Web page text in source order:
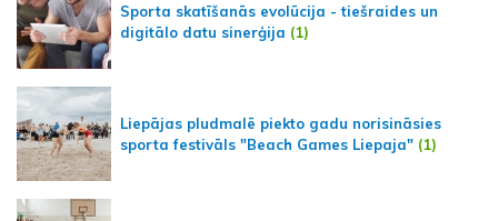
Sporta skatīšanās evolūcija - tiešraides un
digitālo datu sinerģija (1)
Liepājas pludmalē piekto gadu norisināsies
sporta festivāls "Beach Games Liepaja" (1)